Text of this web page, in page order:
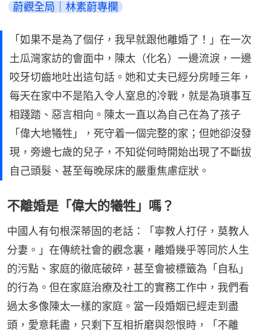
蔚觀全局｜林素蔚專欄
「如果不是為了個仔，我早就跟他離婚了！」在一次
土瓜灣家訪的會面中，陳太（化名）一邊流淚，一邊
咬牙切齒地吐出這句話。她和丈夫已經分房睡三年，
每天在家中不是陷入令人窒息的冷戰，就是為瑣事互
相踐踏、惡言相向。陳太一直以為自己在為了孩子
「偉大地犧牲」，死守着一個完整的家；但她卻沒發
現，旁邊七歲的兒子，不知從何時開始出現了不斷拔
自己頭髮、甚至每晚尿床的嚴重焦慮症狀。
不離婚是「偉大的犧牲」嗎？
中國人有句根深蒂固的老話：「寧教人打仔，莫教人
分妻。」在傳統社會的觀念裏，離婚幾乎等同於人生
的污點、家庭的徹底破碎，甚至會被標籤為「自私」
的行為。但在家庭治療及社工的實務工作中，我們看
過太多像陳太一樣的家庭。當一段婚姻已經走到盡
頭，愛意耗盡，只剩下互相折磨與怨恨時，「不離